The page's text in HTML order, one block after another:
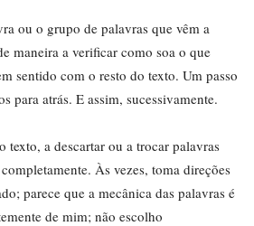
ou o grupo de palavras que vêm a
maneira a verificar como soa o que
sentido com o resto do texto. Um passo
para atrás. E assim, sucessivamente.
texto, a descartar ou a trocar palavras
Às vezes, toma direções
parece que a mecânica das palavras é
de mim; não escolho